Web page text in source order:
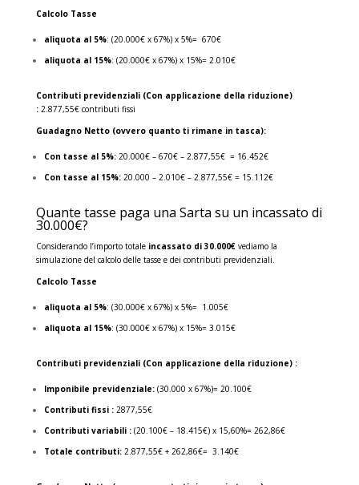
Calcolo Tasse
aliquota al 5%: (20.000€ x 67%) x 5%= 670€
aliquota al 15%: (20.000€ x 67%) x 15%= 2.010€
Contributi previdenziali (Con applicazione della riduzione)
:2.877,55€ contributi fissi
Guadagno Netto (ovvero quanto ti rimane in tasca):
Con tasse al 5%:20.000€ – 670€ – 2.877,55€ = 16.452€
Con tasse al 15%:20.000 – 2.010€ – 2.877,55€ = 15.112€
Quante tasse paga una Sarta su un incassato di
30.000€?
Considerando l’importo totaleincassato di 30.000€vediamo la
simulazione del calcolo delle tasse e dei contributi previdenziali.
Calcolo Tasse
aliquota al 5%: (30.000€ x 67%) x 5%= 1.005€
aliquota al 15%: (30.000€ x 67%) x 15%= 3.015€
Contributi previdenziali (Con applicazione della riduzione) :
Imponibile previdenziale:(30.000 x 67%)= 20.100€
Contributi fissi : 2877,55€
Contributi variabili :(20.100€ – 18.415€) x 15,60%= 262,86€
Totale contributi:2.877,55€ + 262,86€= 3.140€